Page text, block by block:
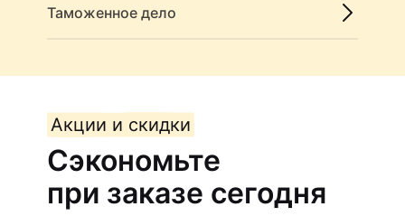
Таможенное дело
Акции и скидки
Сэкономьте
при заказе сегодня